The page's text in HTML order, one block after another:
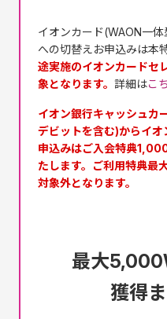
イオンカード(WAON一
への切替えお申込みは本
途実施のイオンカードセ
象となります。 詳細はこ
イオン銀行キャッシュカ
デビットを含む)からイ
申込みはご入会特典
たします。ご利用特典
対象外となります。
最大
獲得